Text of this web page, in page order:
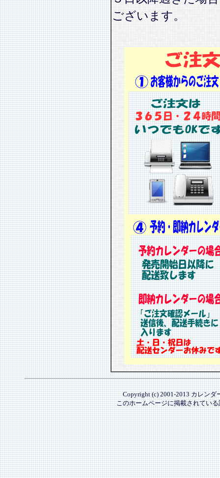
ございます。
Copyright (c) 2001-2013 カレンダ
このホームページに掲載されてい